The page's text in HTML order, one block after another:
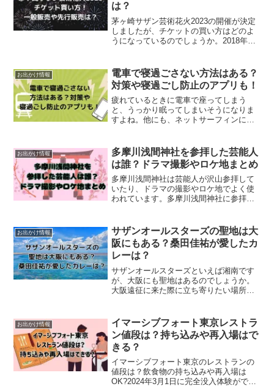
は？
茅ヶ崎サザン芸術花火2023の開催が決定
しましたが、チケットの買い方はどのよ
うになっているのでしょうか。2018年に
ます。今年は45周年なのもあって、絶対
に参加...
お出かけ情報
電車で寝過ごさない方法はある？
対策や寝過ごし防止のアプリも！
疲れているときに電車で座ってしまう
と、うっかり眠ってしまいそうになりま
すよね。他にも、ネットサーフィンに夢
う、呆然とするしかないですよねー(T_T)
そんな方のために、電車...
お出かけ情報
多摩川浅間神社を参拝した芸能人
は誰？ドラマ撮影やロケ地まとめ
多摩川浅間神社は芸能人が沢山参拝して
いたり、ドラマの撮影やロケ地でよく使
われています。多摩川浅間神社に参拝し
ったドラマは何があるのでしょうか。こ
の記事では、・多摩川浅間...
お出かけ情報
サザンオールスターズの聖地は大
阪にもある？桑田佳祐が愛したカ
レーは？
サザンオールスターズといえば湘南です
が、大阪にも聖地はあるのでしょうか。
大阪遠征に来た際に立ち寄りたい場所
りのカレーも紹介します。サザンオール
スターズの聖地は大阪にもあ...
お出かけ情報
イマーシブフォート東京レストラ
ン値段は？持ち込みや再入場はで
きる？
イマーシブフォート東京のレストランの
値段は？飲食物の持ち込みや再入場は
OK?2024年3月1日に完全没入体験ができ